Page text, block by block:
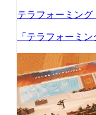
テラフォーミン
「テラフォーミ